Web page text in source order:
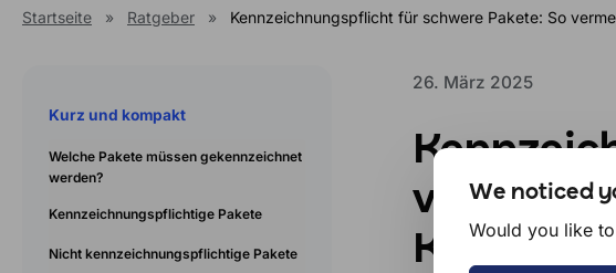
Startseite » Ratgeber » Kennzeichnungspflicht für schwere Pakete: So
Kurz und kompakt
Welche Pakete müssen gekennzeichnet
werden?
Kennzeichnungspflichtige Pakete
Nicht kennzeichnungspflichtige Pakete
26. März 2025
Kosten
We noticed
Would you like